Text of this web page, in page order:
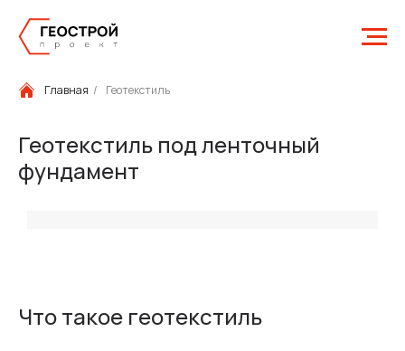
Главная / Геотекстиль
Геотекстиль под ленточный
фундамент
Что такое геотекстиль